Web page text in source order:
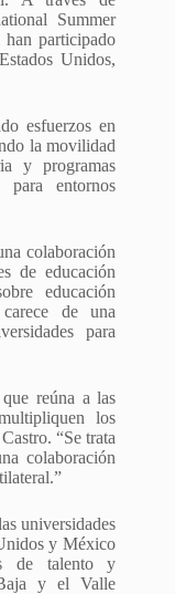
Summer
han participado
Unidos,
esfuerzos en
la movilidad
y programas
para entornos
colaboración
de educación
educación
de una
para
reúna a las
los
“Se trata
colaboración
universidades
y México
de talento y
y el Valle